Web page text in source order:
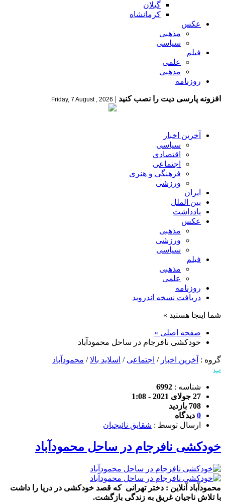
گیلان
کرمانشاه
عکس
مذهبی
سیاسی
فیلم
علمی
مذهبی
روزنامه
افزونه پارسی دیت را نصب کنید |
Friday, 7 August , 2026
آخرین اخبار
سیاسی
اقتصادی
اجتماعی
فرهنگی و هنری
ورزشی
ایران
بین الملل
یادداشت
عکس
مذهبی
ورزشی
سیاسی
فیلم
مذهبی
علمی
روزنامه
دریافت نسخه اندروید
شما اینجا هستید »
صفحه اصلی »
خودکشی نافرجام در ساحل محمودآباد
گروه : آخرین اخبار / اجتماعی / اسلاید بالا/ محمودآباد
پ
شناسه : 6992
27 جولای 2021 - 1:08
708 بازدید
0 دیدگاه
ارسال توسط : شقایق نائیجیان
خودکشی نافرجام در ساحل محمودآباد
محمودآباد آنلاین : دختر تهرانی که قصد خودکشی در دریا را داشت
با تلاش ناجیان غریق به زندگی بازگشت.